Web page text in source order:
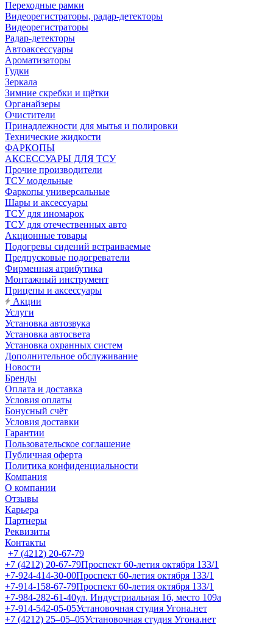
Переходные рамки
Видеорегистраторы, радар-детекторы
Видеорегистраторы
Радар-детекторы
Автоаксессуары
Ароматизаторы
Гудки
Зеркала
Зимние скребки и щётки
Органайзеры
Очистители
Принадлежности для мытья и полировки
Технические жидкости
ФАРКОПЫ
АКСЕССУАРЫ ДЛЯ ТСУ
Прочие производители
ТСУ модельные
Фаркопы универсальные
Шары и аксессуары
ТСУ для иномарок
ТСУ для отечественных авто
Акционные товары
Подогревы сидений встраиваемые
Предпусковые подогреватели
Фирменная атрибутика
Монтажный инструмент
Прицепы и аксессуары
Акции
Услуги
Установка автозвука
Установка автосвета
Установка охранных систем
Дополнительное обслуживание
Новости
Бренды
Оплата и доставка
Условия оплаты
Бонусный счёт
Условия доставки
Гарантии
Пользовательское соглашение
Публичная оферта
Политика конфиденциальности
Компания
О компании
Отзывы
Карьера
Партнеры
Реквизиты
Контакты
+7 (4212) 20-67-79
+7 (4212) 20-67-79Проспект 60-летия октября 133/1
+7-924-414-30-00Проспект 60-летия октября 133/1
+7-914-158-67-79Проспект 60-летия октября 133/1
+7-984-282-61-40ул. Индустриальная 1б, место 109а
+7-914-542-05-05Установочная студия Угона.нет
+7 (4212) 25‒05‒05Установочная студия Угона.нет